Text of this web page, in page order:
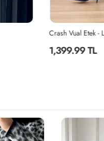
Crash Vual Etek -
1,399.99 TL